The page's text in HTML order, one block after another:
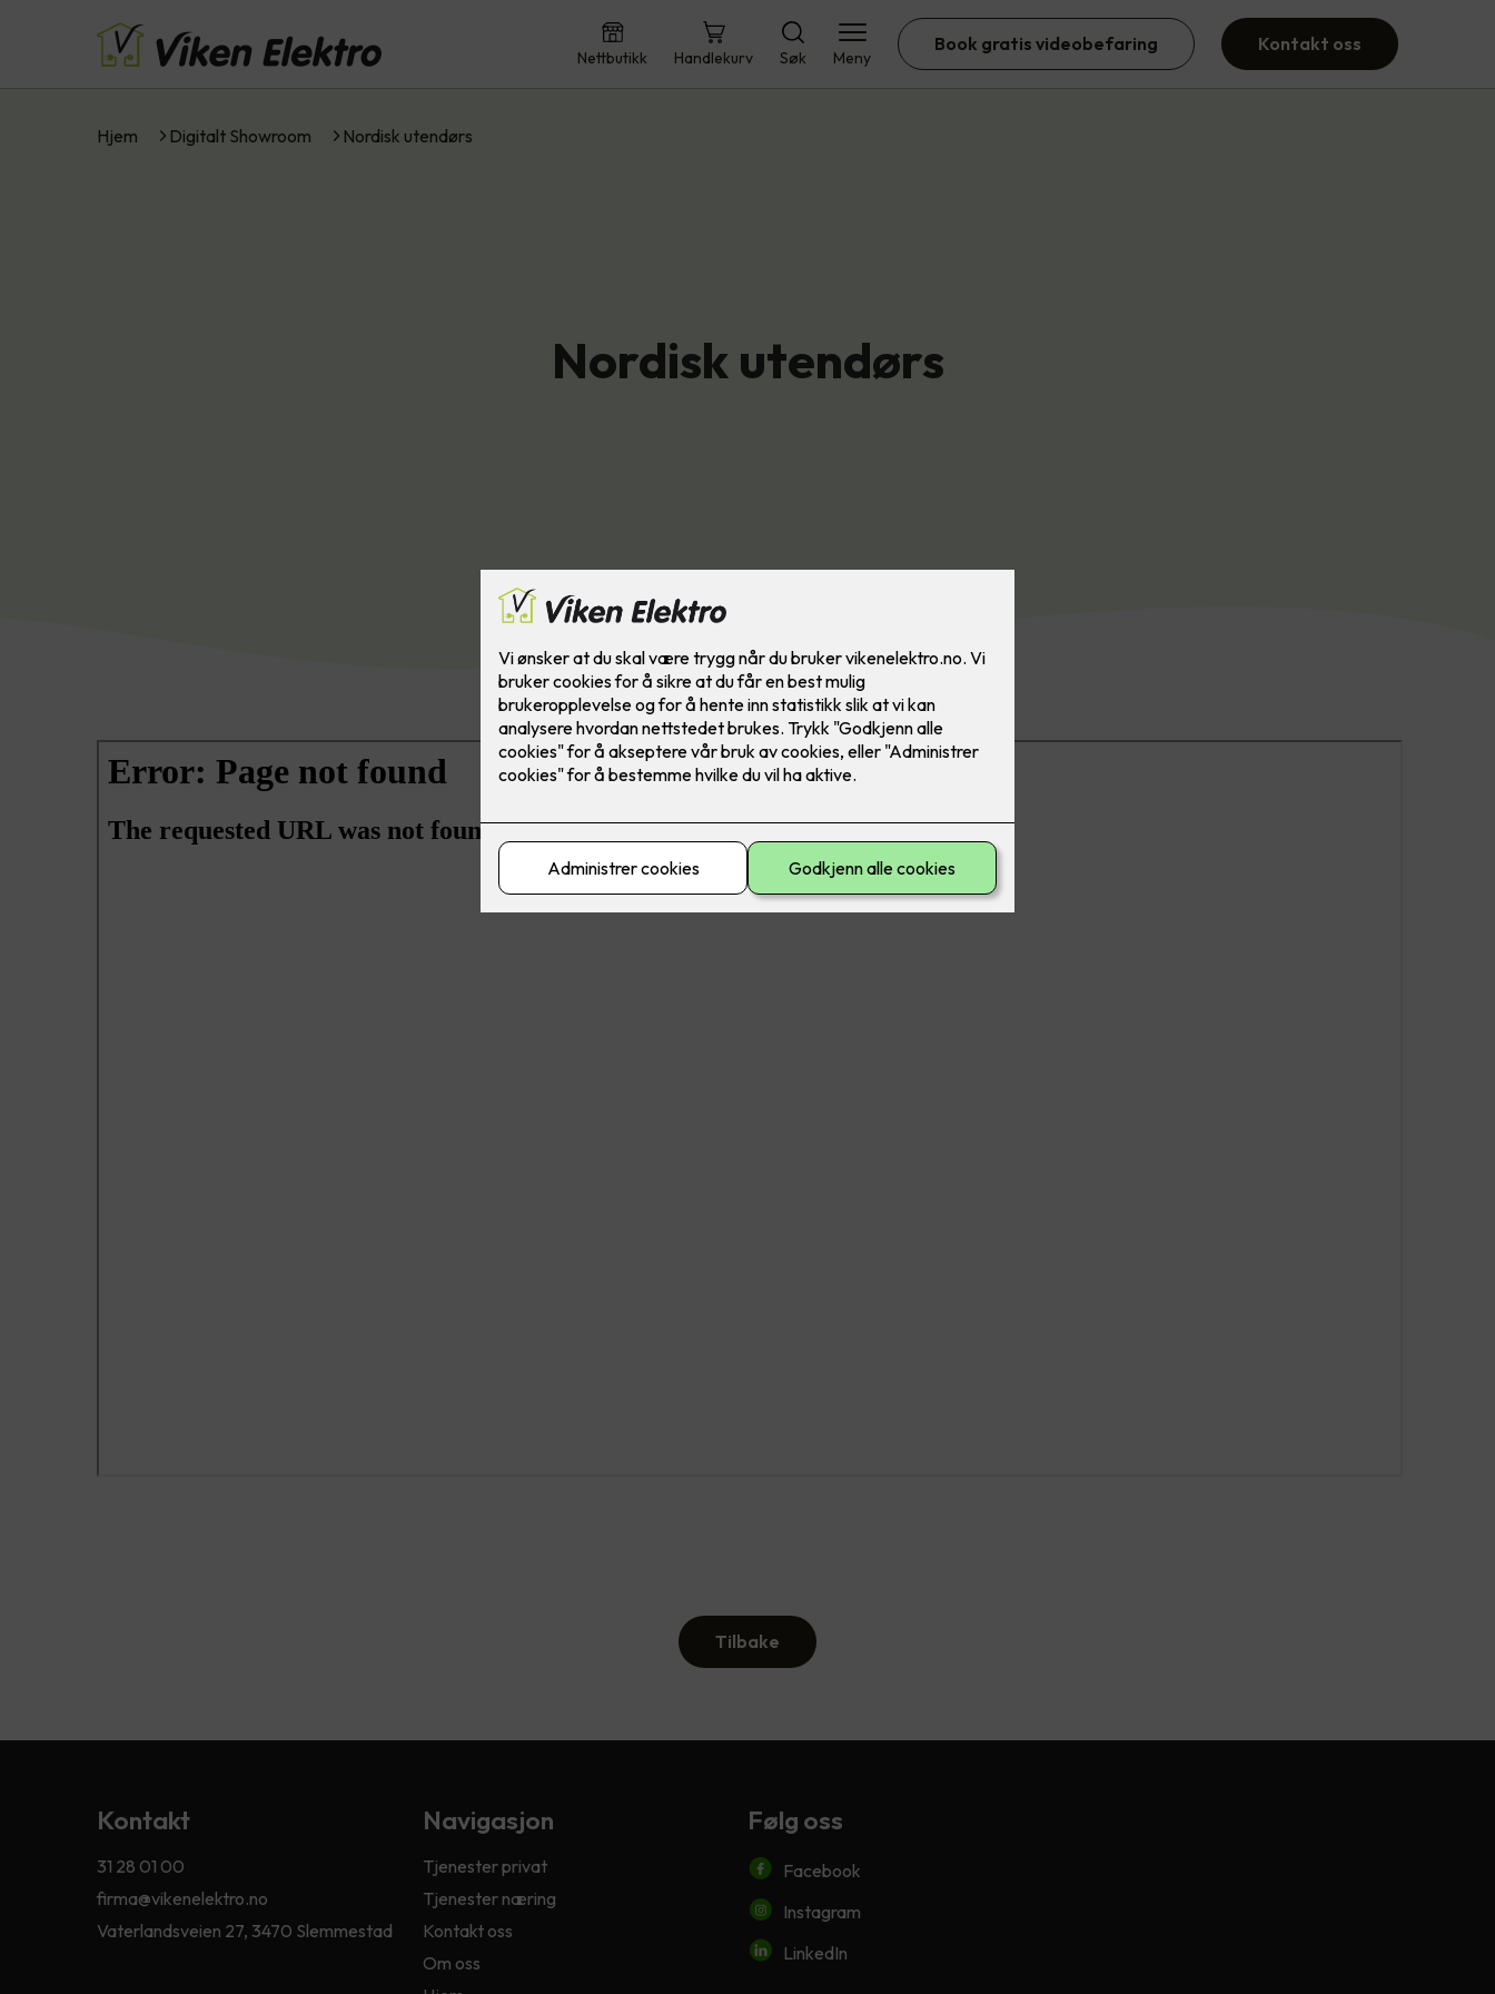
Nettbutikk Handlekurv Søk Meny
Book gratis videobefaring Kontakt oss
Hjem Digitalt Showroom Nordisk utendørs
Nordisk utendørs
Tilbake
Kontakt
31 28 01 00
firma@vikenelektro.no
Vaterlandsveien 27, 3470 Slemmestad
Navigasjon
Tjenester privat
Tjenester næring
Kontakt oss
Om oss
Følg oss
Facebook
Instagram
LinkedIn